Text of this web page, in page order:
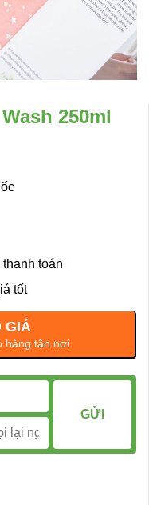
250ml
toán
tốt
GIÁ
hàng tận nơi